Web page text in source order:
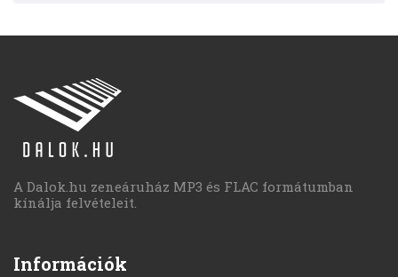
A Dalok.hu zeneáruház MP3 és FLAC formátumban
kínálja felvételeit.
Információk